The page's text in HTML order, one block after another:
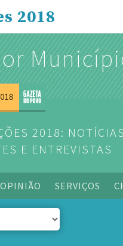
2018
2018:
E ENTREVISTAS
OPINIÃO SERVIÇOS